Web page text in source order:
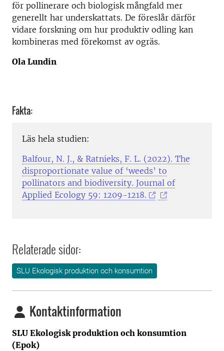
för pollinerare och biologisk mångfald mer
generellt har underskattats. De föreslår därför
vidare forskning om hur produktiv odling kan
kombineras med förekomst av ogräs.
Ola Lundin
Fakta:
Läs hela studien:
Balfour, N. J., & Ratnieks, F. L. (2022). The
disproportionate value of ‘weeds’ to
pollinators and biodiversity. Journal of
Applied Ecology 59: 1209-1218.
Relaterade sidor:
SLU Ekologisk produktion och konsumtion
Kontaktinformation
SLU Ekologisk produktion och konsumtion
(Epok)